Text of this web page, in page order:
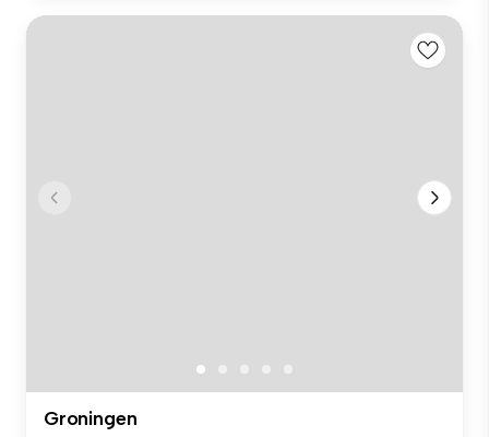
Groningen